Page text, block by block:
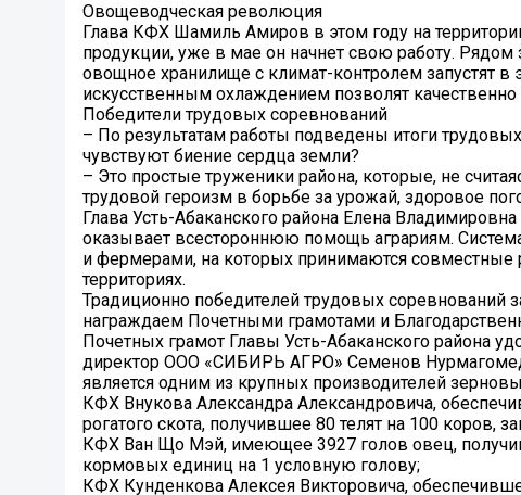
Овощеводческая революция
Глава КФХ Шамиль Амиров в этом году на
продукции, уже в мае он начнет свою работу.
овощное хранилище с климат-контролем запустят в
искусственным охлаждением позволят
Победители трудовых соревнований
– По результатам работы подведены итоги
чувствуют биение сердца земли?
– Это простые труженики района, которые, не
трудовой героизм в борьбе за урожай, здоровое
Глава Усть-Абаканского района Елена
оказывает всестороннюю помощь аграриям.
и фермерами, на которых принимаются совместные
территориях.
Традиционно победителей трудовых
награждаем Почетными грамотами и
Почетных грамот Главы Усть-Абаканского района
директор ООО «СИБИРЬ АГРО» Семенов
является одним из крупных производителей
КФХ Внукова Александра Александровича,
рогатого скота, получившее 80 телят на 100
КФХ Ван Що Мэй, имеющее 3927 голов овец,
кормовых единиц на 1 условную голову;
КФХ Кунденкова Алексея Викторовича,